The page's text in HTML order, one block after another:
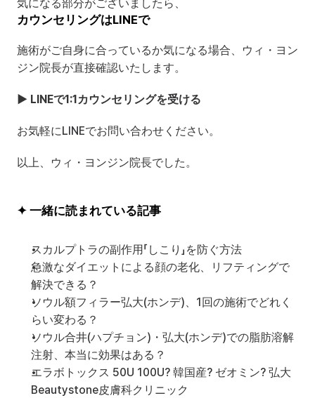
気になる部分がございましたら、
カウンセリングはLINEで
施術がご自身に合っているか気になる場合、ウィ・ヨン
ジン院長が直接確認いたします。
▶ LINEで1:1カウンセリングを受ける
お気軽にLINEでお問い合わせください。
以上、ウィ・ヨンジン院長でした。
✦ 一緒に読まれている記事
スカルプトラの副作用「しこり」を防ぐ方法
急激なダイエットによる顔の老化、リフティングで
解決できる？
ソウル額フィラー弘大(ホンデ)、1回の施術でどれく
らい変わる？
ソウル合井(ハプチョン)・弘大(ホンデ)での脂肪溶解
注射、本当に効果はある？
エラボトックス 50U 100U? 韓国産? ゼオミン? 弘大
Beautystone皮膚科クリニック